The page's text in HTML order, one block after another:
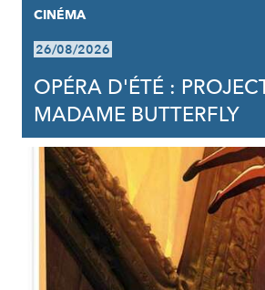
CINÉMA
26/08/2026
OPÉRA D'ÉTÉ :
MADAME BUTTERFLY